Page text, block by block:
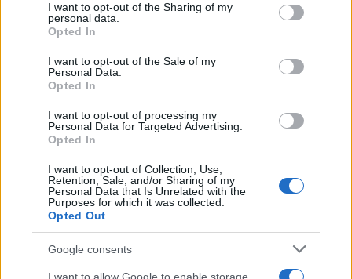
not limited to your visit or usage behaviour. You may click to
grant or deny consent to Google and its third-party tags to
use your data for below specified purposes in below Google
consent section.
I want to opt-out of the Sharing of my
personal data.
Opted In
I want to opt-out of the Sale of my
Personal Data.
Opted In
I want to opt-out of processing my
Personal Data for Targeted Advertising.
Opted In
I want to opt-out of Collection, Use,
Retention, Sale, and/or Sharing of my
Personal Data that Is Unrelated with the
Purposes for which it was collected.
Opted Out
Google consents
félreverték a harangokat. Az odasereglett lakosság a
katonákra támadt, a csetepaté végére sokan
megsebesültek, a pestisorvost vérbe fagyva,
felismerhetetlenségig összevert fejjel találták meg.
Következmények
1709 és 1712 között Buda városának egyes részei vagy az
egésze három alkalommal került hosszú hónapokra zárlat
alá. A város vonzerejét jelentő gyógyfürdők ezekben az
években a hozzájuk tartozó fogadókkal, kocsmákkal együtt
jórészt zárva maradtak, a híres borvidék szőlőit alig művelte